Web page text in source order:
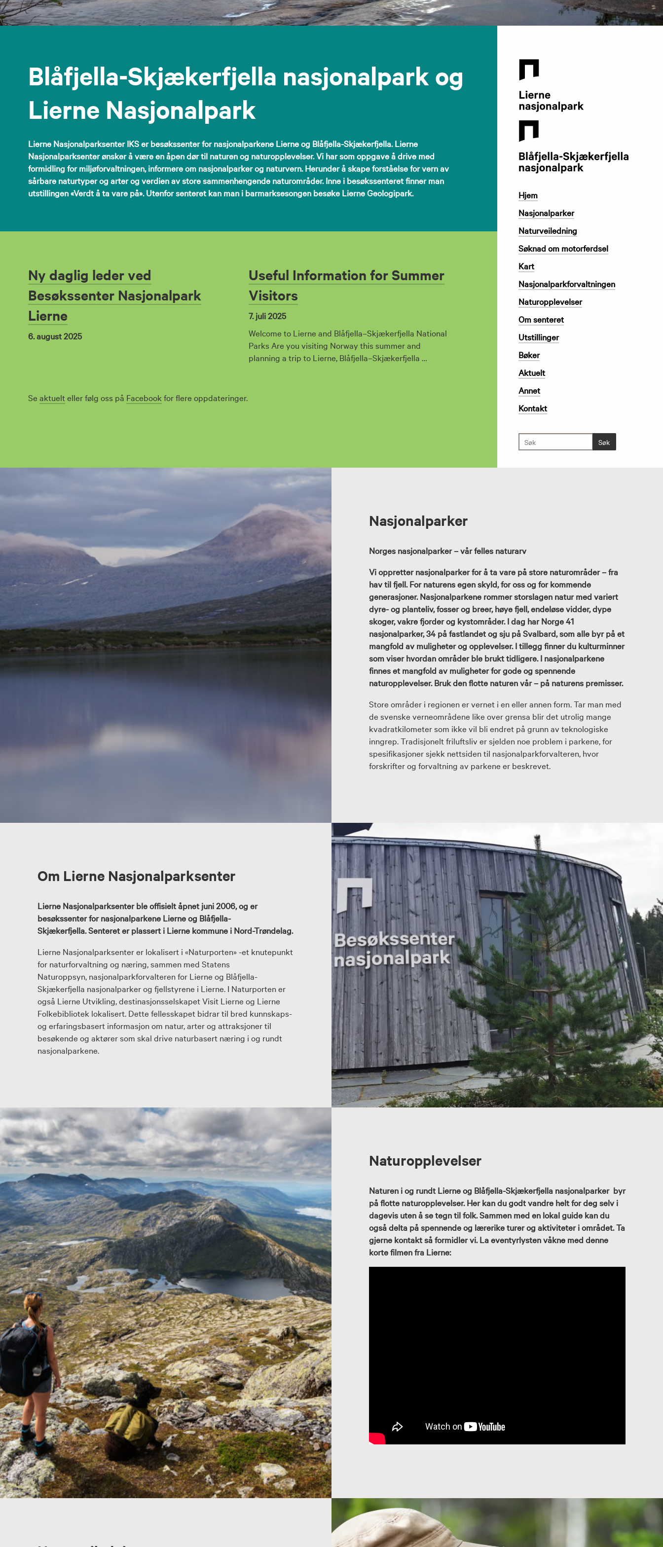
Blåfjella-Skjækerfjella nasjonalpark og
Lierne Nasjonalpark
Lierne Nasjonalparksenter IKS er besøkssenter for nasjonalparkene Lierne og Blåfjella-Skjækerfjella. Lierne
Nasjonalparksenter ønsker å være en åpen dør til naturen og naturopplevelser. Vi har som oppgave å drive med
formidling for miljøforvaltningen, informere om nasjonalparker og naturvern. Herunder å skape forståelse for vern av
sårbare naturtyper og arter og verdien av store sammenhengende naturområder. Inne i besøkssenteret finner man
utstillingen «Verdt å ta vare på». Utenfor senteret kan man i barmarksesongen besøke Lierne Geologipark.
Ny daglig leder ved
Besøkssenter Nasjonalpark
Lierne
6. august 2025
Useful Information for Summer
Visitors
7. juli 2025
Welcome to Lierne and Blåfjella–Skjækerfjella National
Parks Are you visiting Norway this summer and
planning a trip to Lierne, Blåfjella–Skjækerfjella …
Se aktuelteller følg oss på Facebook for flere oppdateringer.
Lierne
Nasjonalparksenter
Hjem
Nasjonalparker
Naturveiledning
Søknad om motorferdsel
Kart
Nasjonalparkforvaltningen
Naturopplevelser
Om senteret
Utstillinger
Bøker
Aktuelt
Annet
Kontakt
Nasjonalparker
Norges nasjonalparker – vår felles naturarv
Vi oppretter nasjonalparker for å ta vare på store naturområder – fra
hav til fjell. For naturens egen skyld, for oss og for kommende
generasjoner. Nasjonalparkene rommer storslagen natur med variert
dyre- og planteliv, fosser og breer, høye fjell, endeløse vidder, dype
skoger, vakre fjorder og kystområder. I dag har Norge 41
nasjonalparker, 34 på fastlandet og sju på Svalbard, som alle byr på et
mangfold av muligheter og opplevelser. I tillegg finner du kulturminner
som viser hvordan områder ble brukt tidligere. I nasjonalparkene
finnes et mangfold av muligheter for gode og spennende
naturopplevelser. Bruk den flotte naturen vår – på naturens premisser.
Store områder i regionen er vernet i en eller annen form. Tar man med
de svenske verneområdene like over grensa blir det utrolig mange
kvadratkilometer som ikke vil bli endret på grunn av teknologiske
inngrep. Tradisjonelt friluftsliv er sjelden noe problem i parkene, for
spesifikasjoner sjekk nettsiden til nasjonalparkforvalteren, hvor
forskrifter og forvaltning av parkene er beskrevet.
Om Lierne Nasjonalparksenter
Lierne Nasjonalparksenter ble offisielt åpnet juni 2006, og er
besøkssenter for nasjonalparkene Lierne og Blåfjella-
Skjækerfjella. Senteret er plassert i Lierne kommune i Nord-Trøndelag.
Lierne Nasjonalparksenter er lokalisert i «Naturporten» -et knutepunkt
for naturforvaltning og næring, sammen med Statens
Naturoppsyn, nasjonalparkforvalteren for Lierne og Blåfjella-
Skjækerfjella nasjonalparker og fjellstyrene i Lierne. I Naturporten er
også Lierne Utvikling, destinasjonsselskapet Visit Lierne og Lierne
Folkebibliotek lokalisert. Dette fellesskapet bidrar til bred kunnskaps-
og erfaringsbasert informasjon om natur, arter og attraksjoner til
besøkende og aktører som skal drive naturbasert næring i og rundt
nasjonalparkene.
Naturopplevelser
Naturen i og rundt Lierne og Blåfjella-Skjækerfjella nasjonalparker byr
på flotte naturopplevelser. Her kan du godt vandre helt for deg selv i
dagevis uten å se tegn til folk. Sammen med en lokal guide kan du
også delta på spennende og lærerike turer og aktiviteter i området. Ta
gjerne kontakt så formidler vi. La eventyrlysten våkne med denne
korte filmen fra Lierne: